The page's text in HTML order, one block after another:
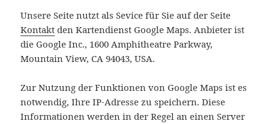
Unsere Seite nutzt als Sevice für Sie auf der Seite
Kontakt den Kartendienst Google Maps. Anbieter ist
die Google Inc., 1600 Amphitheatre Parkway,
Mountain View, CA 94043, USA.
Zur Nutzung der Funktionen von Google Maps ist es
notwendig, Ihre IP-Adresse zu speichern. Diese
Informationen werden in der Regel an einen Server